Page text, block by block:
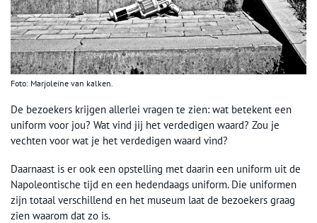
Foto: Marjoleine van kalken.
De bezoekers krijgen allerlei vragen te zien: wat betekent een
uniform voor jou? Wat vind jij het verdedigen waard? Zou je
vechten voor wat je het verdedigen waard vind?
Daarnaast is er ook een opstelling met daarin een uniform uit de
Napoleontische tijd en een hedendaags uniform. Die uniformen
zijn totaal verschillend en het museum laat de bezoekers graag
zien waarom dat zo is.